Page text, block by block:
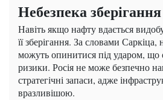
Небезпека зберігання
Навіть якщо нафту вдається
її зберігання. За словами
можуть опинитися під ударом, що
ризики. Росія не може безпечно
стратегічні запаси, адже
вразливішою.